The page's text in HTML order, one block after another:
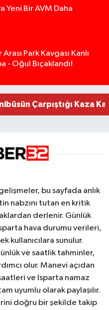
Yeni Bir AVM Daha
Park Kavgası Kanlı
- Oğul Bıçaklandı!
165 Tabanca Ele
Oldu: 13 Araç
Kullanılamaz
Çarpıştığı Kaza
bu sayfada anlık
nabzını tutan en kritik
derlenir. Günlük
hava durumu verileri,
kullanıcılara sunulur.
ve saatlik tahminler,
olur. Manevi açıdan
ve Isparta namaz
uyumlu olarak paylaşılır.
doğru bir şekilde takip